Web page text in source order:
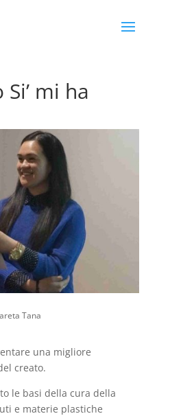
mi ha
Tana
una migliore
creato.
le basi della cura della
e materie plastiche